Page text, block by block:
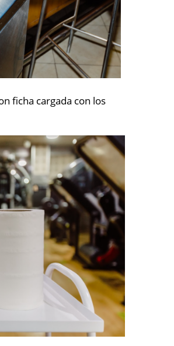
ficha cargada con los